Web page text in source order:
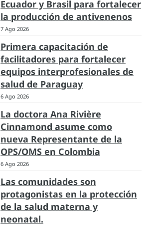
Ecuador y Brasil para fortalecer
la producción de antivenenos
7 Ago 2026
Primera capacitación de
facilitadores para fortalecer
equipos interprofesionales de
salud de Paraguay
6 Ago 2026
La doctora Ana Rivière
Cinnamond asume como
nueva Representante de la
OPS/OMS en Colombia
6 Ago 2026
Las comunidades son
protagonistas en la protección
de la salud materna y
neonatal.